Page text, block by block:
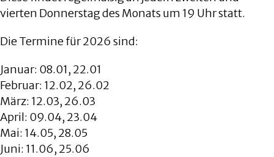
vierten Donnerstag des Monats um 19 Uhr statt.
Die Termine für 2026 sind:
Januar: 08.01, 22.01
Februar: 12.02, 26.02
März: 12.03, 26.03
April: 09.04, 23.04
Mai: 14.05, 28.05
Juni: 11.06, 25.06